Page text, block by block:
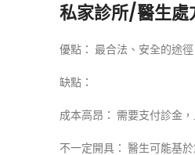
私家診所/醫生處
優點： 最合法、安全的途
缺點：
成本高昂： 需要支付診金
不一定開具： 醫生可能基